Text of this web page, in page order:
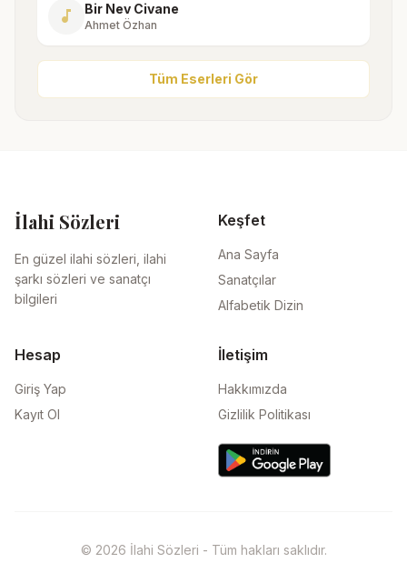
music_note Bir Nev Civane
Ahmet Özhan
Tüm Eserleri Gör
İlahi Sözleri
En güzel ilahi sözleri, ilahi
şarkı sözleri ve sanatçı
bilgileri
Keşfet
Ana Sayfa
Sanatçılar
Alfabetik Dizin
Hesap
Giriş Yap
Kayıt Ol
İletişim
Hakkımızda
Gizlilik Politikası
© 2026 İlahi Sözleri - Tüm hakları saklıdır.